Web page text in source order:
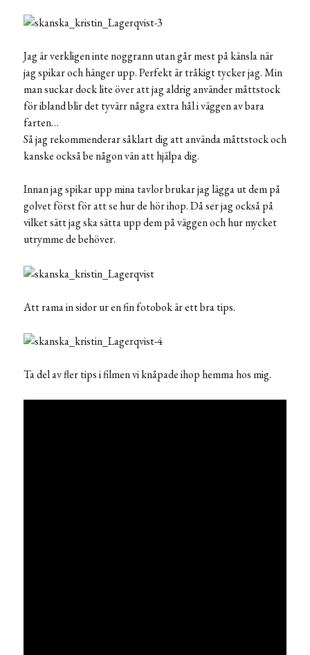
Jag är verkligen inte noggrann utan går mest på känsla när
jag spikar och hänger upp. Perfekt är tråkigt tycker jag. Min
man suckar dock lite över att jag aldrig använder måttstock
för ibland blir det tyvärr några extra hål i väggen av bara
farten…
Så jag rekommenderar såklart dig att använda måttstock och
kanske också be någon vän att hjälpa dig.
Innan jag spikar upp mina tavlor brukar jag lägga ut dem på
golvet först för att se hur de hör ihop. Då ser jag också på
vilket sätt jag ska sätta upp dem på väggen och hur mycket
utrymme de behöver.
Att rama in sidor ur en fin fotobok är ett bra tips.
Ta del av fler tips i filmen vi knåpade ihop hemma hos mig.